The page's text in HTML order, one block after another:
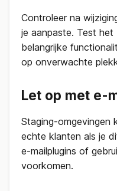
Controleer na
je aanpaste. Test het
belangrijke
op onverwachte
Let op met e-
Staging-omgevingen
echte klanten als je
e-mailplugins of
voorkomen.